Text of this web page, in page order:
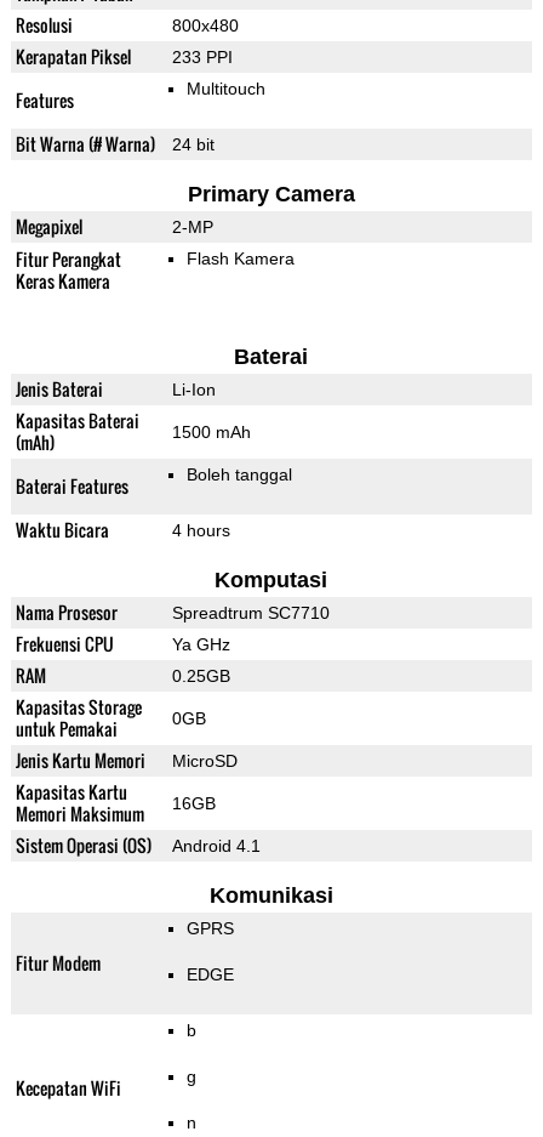
Resolusi 800x480
Kerapatan Piksel 233 PPI
Features Multitouch
Bit Warna (# Warna) 24 bit
Primary Camera
Megapixel 2-MP
Fitur Perangkat
Keras Kamera
Flash Kamera
Baterai
Jenis Baterai Li-Ion
Kapasitas Baterai
(mAh)
1500 mAh
Baterai Features Boleh tanggal
Waktu Bicara 4 hours
Komputasi
Nama Prosesor Spreadtrum SC7710
Frekuensi CPU Ya GHz
RAM 0.25GB
Kapasitas Storage
untuk Pemakai
0GB
Jenis Kartu Memori MicroSD
Kapasitas Kartu
Memori Maksimum
16GB
Sistem Operasi (OS) Android 4.1
Komunikasi
Fitur Modem
GPRS
EDGE
Kecepatan WiFi
b
g
n